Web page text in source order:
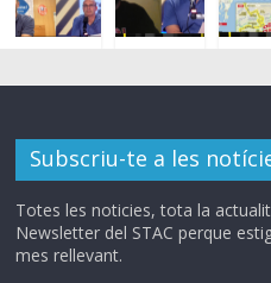
Subscriu-te a les
Totes les noticies, tota la
Newsletter del STAC perque
mes rellevant.